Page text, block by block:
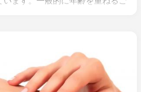
ずに朝は欠食、果物だけ、サラ
ると、筋肉量が減少しやすくな
量が不足しやすくなることも原
下では摂取したタンパク質がエ